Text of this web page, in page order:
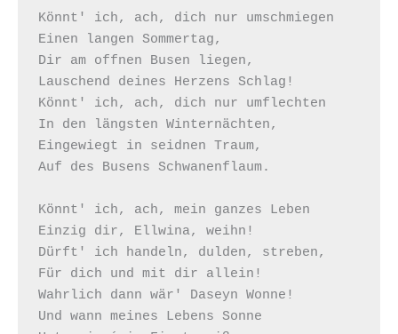
Könnt' ich, ach, dich nur umschmiegen
Einen langen Sommertag,
Dir am offnen Busen liegen,
Lauschend deines Herzens Schlag!
Könnt' ich, ach, dich nur umflechten
In den längsten Winternächten,
Eingewiegt in seidnen Traum,
Auf des Busens Schwanenflaum.
Könnt' ich, ach, mein ganzes Leben
Einzig dir, Ellwina, weihn!
Dürft' ich handeln, dulden, streben,
Für dich und mit dir allein!
Wahrlich dann wär' Daseyn Wonne!
Und wann meines Lebens Sonne